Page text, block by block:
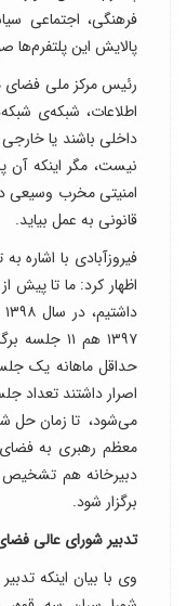
فرهنگی، اجتماعی
پالایش این پلتفرم‌ها
رئیس مرکز ملی فضای
اطلاعات، شبکه‌ی
داخلی باشند یا
نیست، مگر اینکه آن
امنیتی مخرب وسیعی
قانونی به عمل بیاید.
فیروزآبادی با
اظهار کرد: ما تا پیش
۱۳۹۷ هم ۱۱
حداقل ماهانه یک
اصرار داشتند تعداد
می‌شود، ‌ تا زمان حل
معظم رهبری به
دبیرخانه هم تشخیص
برگزار شود.
تدبیر شورای عالی
وی با بیان اینکه